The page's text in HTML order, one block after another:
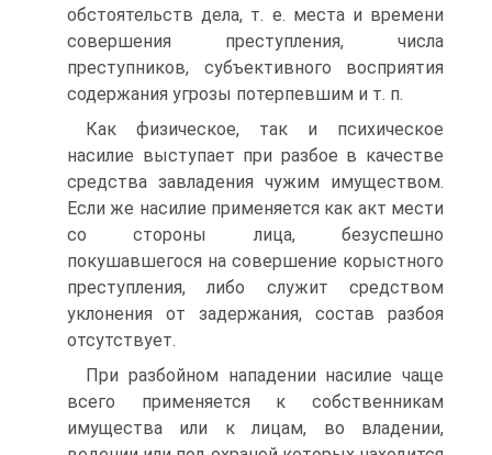
обстоятельств дела, т. е. места и времени
совершения преступления, числа
преступников, субъективного восприятия
содержания угрозы потерпевшим и т. п.
Как физическое, так и психическое
насилие выступает при разбое в качестве
средства завладения чужим имуществом.
Если же насилие применяется как акт мести
со стороны лица, безуспешно
покушавшегося на совершение корыстного
преступления, либо служит средством
уклонения от задержания, состав разбоя
отсутствует.
При разбойном нападении насилие чаще
всего применяется к собственникам
имущества или к лицам, во владении,